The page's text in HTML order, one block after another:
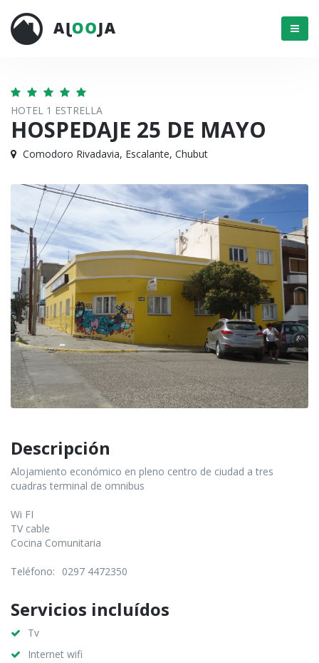
Menú
HOTEL 1 ESTRELLA
HOSPEDAJE 25 DE MAYO
Comodoro Rivadavia, Escalante, Chubut
Descripción
Alojamiento económico en pleno centro de ciudad a tres
cuadras terminal de omnibus
Wi FI
TV cable
Cocina Comunitaria
Teléfono: 0297 4472350
Servicios incluídos
Tv
Internet wifi